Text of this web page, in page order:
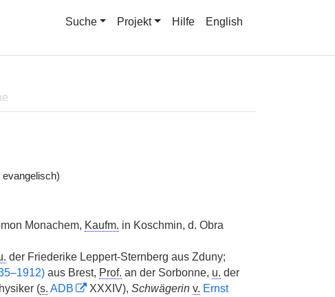
Suche Projekt Hilfe English
Monachem, Kaufm. in Koschmin, d. Obra
der Friederike Leppert-Sternberg aus Zduny;
aus Brest, Prof. an der Sorbonne, u. der
(s. ADB XXXIV), Schwägerin v. Ernst